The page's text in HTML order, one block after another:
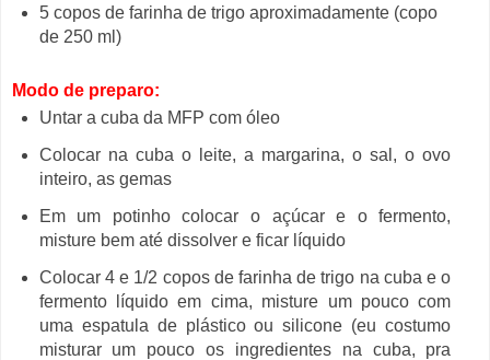
5 copos de farinha de trigo aproximadamente (copo
de 250 ml)
Modo de preparo:
Untar a cuba da MFP com óleo
Colocar na cuba o leite, a margarina, o sal, o ovo
inteiro, as gemas
Em um potinho colocar o açúcar e o fermento,
misture bem até dissolver e ficar líquido
Colocar 4 e 1/2 copos de farinha de trigo na cuba e o
fermento líquido em cima, misture um pouco com
uma espatula de plástico ou silicone (eu costumo
misturar um pouco os ingredientes na cuba, pra